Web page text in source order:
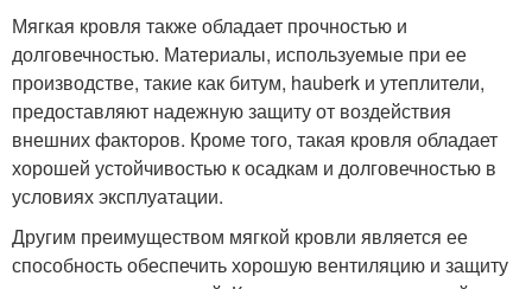
Мягкая кровля также обладает прочностью и
долговечностью. Материалы, используемые при ее
производстве, такие как битум, hauberk и утеплители,
предоставляют надежную защиту от воздействия
внешних факторов. Кроме того, такая кровля обладает
хорошей устойчивостью к осадкам и долговечностью в
условиях эксплуатации.
Другим преимуществом мягкой кровли является ее
способность обеспечить хорошую вентиляцию и защиту